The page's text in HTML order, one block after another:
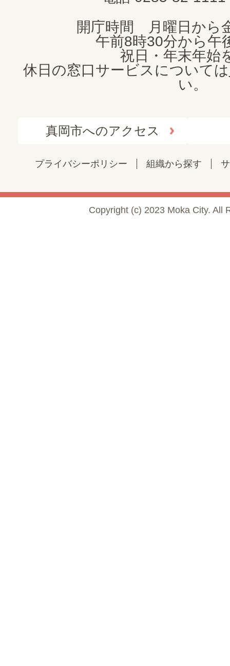
開庁時間 月曜日から
午前8時30分から午
祝日・年末年始
休日の窓口サービスについては
い。
真岡市へのアクセス
プライバシーポリシー 組織から探す
Copyright (c) 2023 Moka City. All